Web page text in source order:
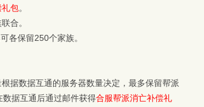
礼包。
合。
各保留250个家族。
据数据互通的服务器数量决定，最多保留帮派
据互通后通过邮件获得合服帮派消亡补偿礼